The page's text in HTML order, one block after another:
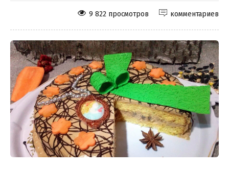
комментариев
9 822 просмотров